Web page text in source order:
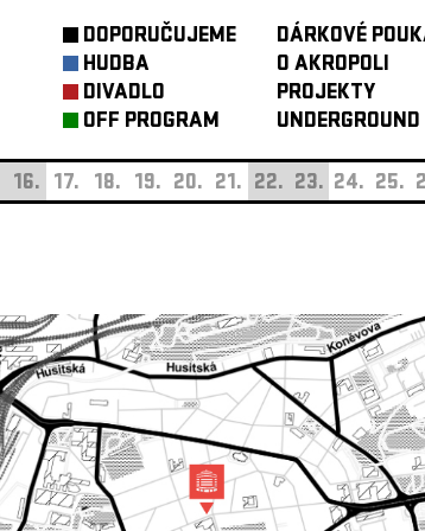
DOPORUČUJEME
HUDBA
DIVADLO
OFF PROGRAM
DÁRKOVÉ
O AKROPOLI
PROJEKTY
UNDERGROUND
16. 17. 18. 19. 20. 21. 22. 23. 24. 25.